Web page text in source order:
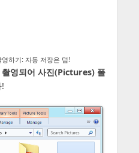
하기: 자동 저장은 덤!
영되어 사진(Pictures) 폴